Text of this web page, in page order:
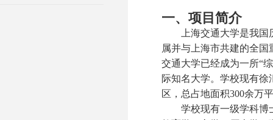
一、项目简介
上海交通大学是我国
属并与上海市共建的全
交通大学已经成为一所“
际知名大学。学校现有
区，总占地面积300余万
学校现有一级学科博